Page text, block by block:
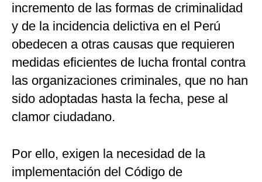
incremento de las formas de criminalidad
y de la incidencia delictiva en el Perú
obedecen a otras causas que requieren
medidas eficientes de lucha frontal contra
las organizaciones criminales, que no han
sido adoptadas hasta la fecha, pese al
clamor ciudadano.
Por ello, exigen la necesidad de la
implementación del Código de